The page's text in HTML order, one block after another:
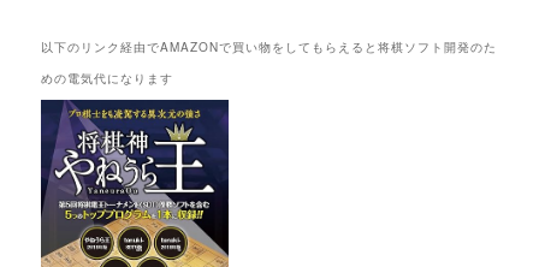
以下のリンク経由でAMAZONで買い物をしてもらえると将棋ソフト開発のた
めの電気代になります